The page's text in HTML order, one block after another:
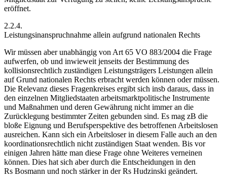
eröffnet.
2.2.4.
Leistungsinanspruchnahme allein aufgrund nationalen Rechts
Wir müssen aber unabhängig von Art 65 VO 883/2004 die Frage
aufwerfen, ob und inwieweit jenseits der Bestimmung des
kollisionsrechtlich zuständigen Leistungsträgers Leistungen allein
auf Grund nationalen Rechts erbracht werden können oder müssen.
Die Relevanz dieses Fragenkreises ergibt sich insb daraus, dass in
den einzelnen Mitgliedstaaten arbeitsmarktpolitische Instrumente
und Maßnahmen und deren Gewährung nicht immer an die
Zurücklegung bestimmter Zeiten gebunden sind. Es mag zB die
bloße Eignung und Berufsperspektive des betroffenen Arbeitslosen
ausreichen. Kann sich ein Arbeitsloser in diesem Falle auch an den
koordinationsrechtlich nicht zuständigen Staat wenden. Bis vor
einigen Jahren hätte man diese Frage ohne Weiteres verneinen
können. Dies hat sich aber durch die Entscheidungen in den
Rs Bosmann und noch stärker in der Rs Hudzinski geändert.